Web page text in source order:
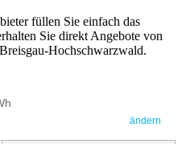
füllen Sie einfach das
Sie direkt Angebote von
Hochschwarzwald.